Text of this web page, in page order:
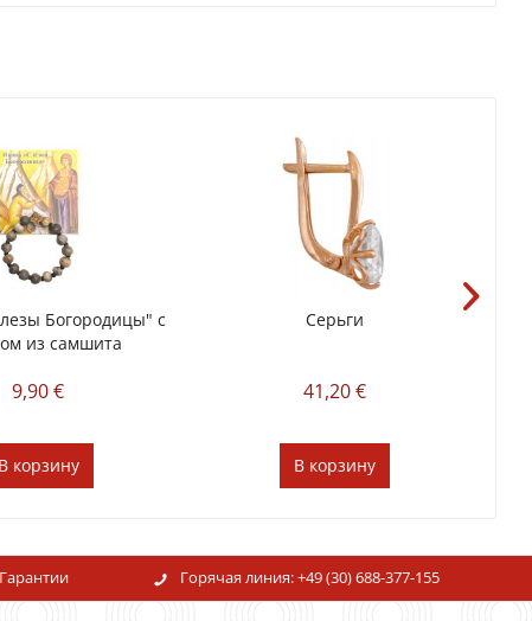
Богородицы" с
из самшита
9,90 €
В корзину
Серьги
41,20 €
В корзину
Горячая линия:+49 (30) 688-377-155